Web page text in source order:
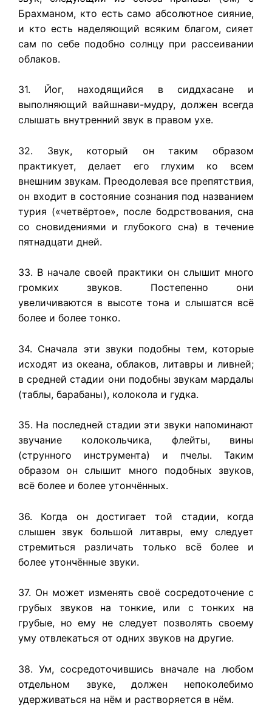
Брахманом, кто есть само абсолютное сияние,
и кто есть наделяющий всяким благом, сияет
сам по себе подобно солнцу при рассеивании
облаков.
31. Йог, находящийся в сиддхасане и
выполняющий вайшнави-мудру, должен всегда
слышать внутренний звук в правом ухе.
32. Звук, который он таким образом
практикует, делает его глухим ко всем
внешним звукам. Преодолевая все препятствия,
он входит в состояние сознания под названием
турия («четвёртое», после бодрствования, сна
со сновидениями и глубокого сна) в течение
пятнадцати дней.
33. В начале своей практики он слышит много
громких звуков. Постепенно они
увеличиваются в высоте тона и слышатся всё
более и более тонко.
34. Сначала эти звуки подобны тем, которые
исходят из океана, облаков, литавры и ливней;
в средней стадии они подобны звукам мардалы
(таблы, барабаны), колокола и гудка.
35. На последней стадии эти звуки напоминают
звучание колокольчика, флейты, вины
(струнного инструмента) и пчелы. Таким
образом он слышит много подобных звуков,
всё более и более утончённых.
36. Когда он достигает той стадии, когда
слышен звук большой литавры, ему следует
стремиться различать только всё более и
более утончённые звуки.
37. Он может изменять своё сосредоточение с
грубых звуков на тонкие, или с тонких на
грубые, но ему не следует позволять своему
уму отвлекаться от одних звуков на другие.
38. Ум, сосредоточившись вначале на любом
отдельном звуке, должен непоколебимо
удерживаться на нём и растворяется в нём.